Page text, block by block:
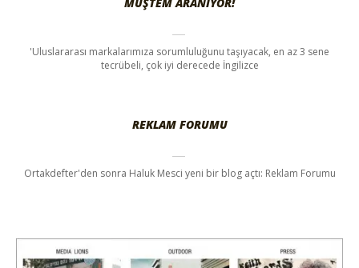
'Uluslararası markalarımıza sorumluluğunu taşıyacak, en az 3 sene
tecrübeli, çok iyi derecede İngilizce
REKLAM FORUMU
Ortakdefter'den sonra Haluk Mesci yeni bir blog açtı: Reklam Forumu